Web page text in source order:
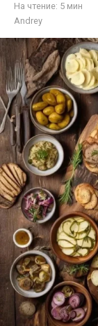
На чтение: 5 мин
Andrey